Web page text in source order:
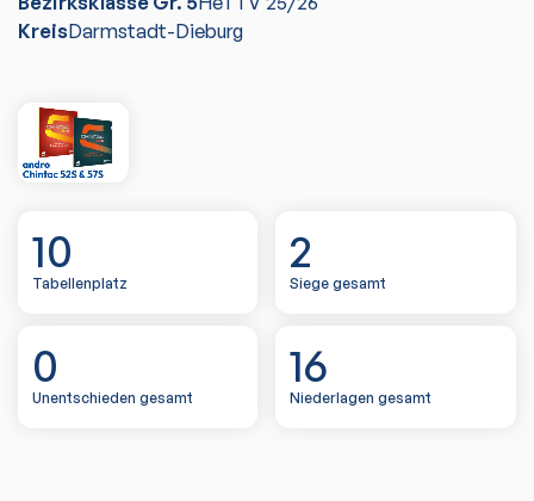
KreisDarmstadt-Dieburg
10
Tabellenplatz
2
Siege gesamt
0
Unentschieden gesamt
16
Niederlagen gesamt